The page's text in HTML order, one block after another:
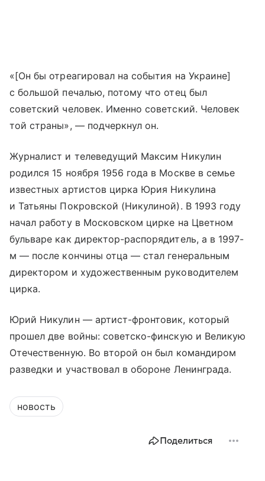
«[Он бы отреагировал на события на Украине]
с большой печалью, потому что отец был
советский человек. Именно советский. Человек
той страны», — подчеркнул он.
Журналист и телеведущий Максим Никулин
родился 15 ноября 1956 года в Москве в семье
известных артистов цирка Юрия Никулина
и Татьяны Покровской (Никулиной). В 1993 году
начал работу в Московском цирке на Цветном
бульваре как директор-распорядитель, а в 1997-
м — после кончины отца — стал генеральным
директором и художественным руководителем
цирка.
Юрий Никулин — артист-фронтовик, который
прошел две войны: советско-финскую и Великую
Отечественную. Во второй он был командиром
разведки и участвовал в обороне Ленинграда.
новость
Поделиться